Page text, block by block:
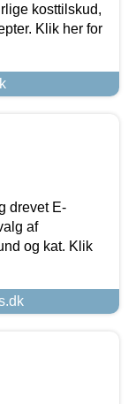
kosttilskud,
Klik her for
drevet E-
af
og kat. Klik